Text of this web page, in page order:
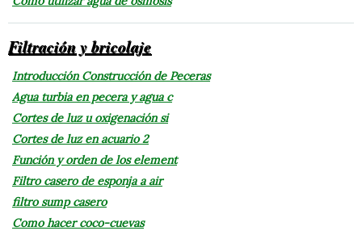
Filtración y bricolaje
Introducción Construcción de Peceras
Agua turbia en pecera y agua c
Cortes de luz u oxigenación si
Cortes de luz en acuario 2
Función y orden de los element
Filtro casero de esponja a air
filtro sump casero
Como hacer coco-cuevas